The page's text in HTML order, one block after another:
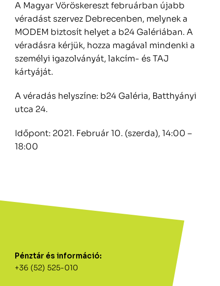
Pénztár és információ:
+36 (52) 525-010
A Magyar Vöröskereszt februárban újabb
véradást szervez Debrecenben, melynek a
MODEM biztosít helyet a b24 Galériában. A
véradásra kérjük, hozza magával mindenki a
személyi igazolványát, lakcím- és TAJ
kártyáját.
A véradás helyszíne: b24 Galéria, Batthyányi
utca 24.
Időpont: 2021. Február 10. (szerda), 14:00 –
18:00